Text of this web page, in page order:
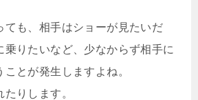
ても、相手はショーが見たいだ
乗りたいなど、少なからず相手に
とが発生しますよね。
りします。